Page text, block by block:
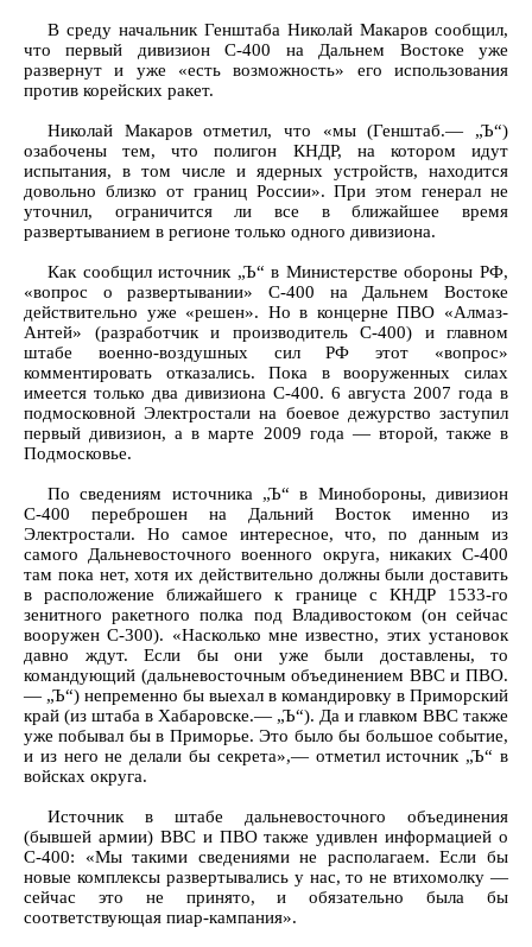
В среду начальник Генштаба Николай Макаров сообщил,
что первый дивизион С-400 на Дальнем Востоке уже
развернут и уже «есть возможность» его использования
против корейских ракет.
Николай Макаров отметил, что «мы (Генштаб.— „Ъ“)
озабочены тем, что полигон КНДР, на котором идут
испытания, в том числе и ядерных устройств, находится
довольно близко от границ России». При этом генерал не
уточнил, ограничится ли все в ближайшее время
развертыванием в регионе только одного дивизиона.
Как сообщил источник „Ъ“ в Министерстве обороны РФ,
«вопрос о развертывании» С-400 на Дальнем Востоке
действительно уже «решен». Но в концерне ПВО «Алмаз-
Антей» (разработчик и производитель С-400) и главном
штабе военно-воздушных сил РФ этот «вопрос»
комментировать отказались. Пока в вооруженных силах
имеется только два дивизиона С-400. 6 августа 2007 года в
подмосковной Электростали на боевое дежурство заступил
первый дивизион, а в марте 2009 года — второй, также в
Подмосковье.
По сведениям источника „Ъ“ в Минобороны, дивизион
С-400 переброшен на Дальний Восток именно из
Электростали. Но самое интересное, что, по данным из
самого Дальневосточного военного округа, никаких С-400
там пока нет, хотя их действительно должны были доставить
в расположение ближайшего к границе с КНДР 1533-го
зенитного ракетного полка под Владивостоком (он сейчас
вооружен С-300). «Насколько мне известно, этих установок
давно ждут. Если бы они уже были доставлены, то
командующий (дальневосточным объединением ВВС и ПВО.
— „Ъ“) непременно бы выехал в командировку в Приморский
край (из штаба в Хабаровске.— „Ъ“). Да и главком ВВС также
уже побывал бы в Приморье. Это было бы большое событие,
и из него не делали бы секрета»,— отметил источник „Ъ“ в
войсках округа.
Источник в штабе дальневосточного объединения
(бывшей армии) ВВС и ПВО также удивлен информацией о
С-400: «Мы такими сведениями не располагаем. Если бы
новые комплексы развертывались у нас, то не втихомолку —
сейчас это не принято, и обязательно была бы
соответствующая пиар-кампания».